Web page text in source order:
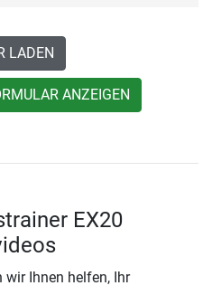
LADEN
ANZEIGEN
EX20
Ihnen helfen, Ihr